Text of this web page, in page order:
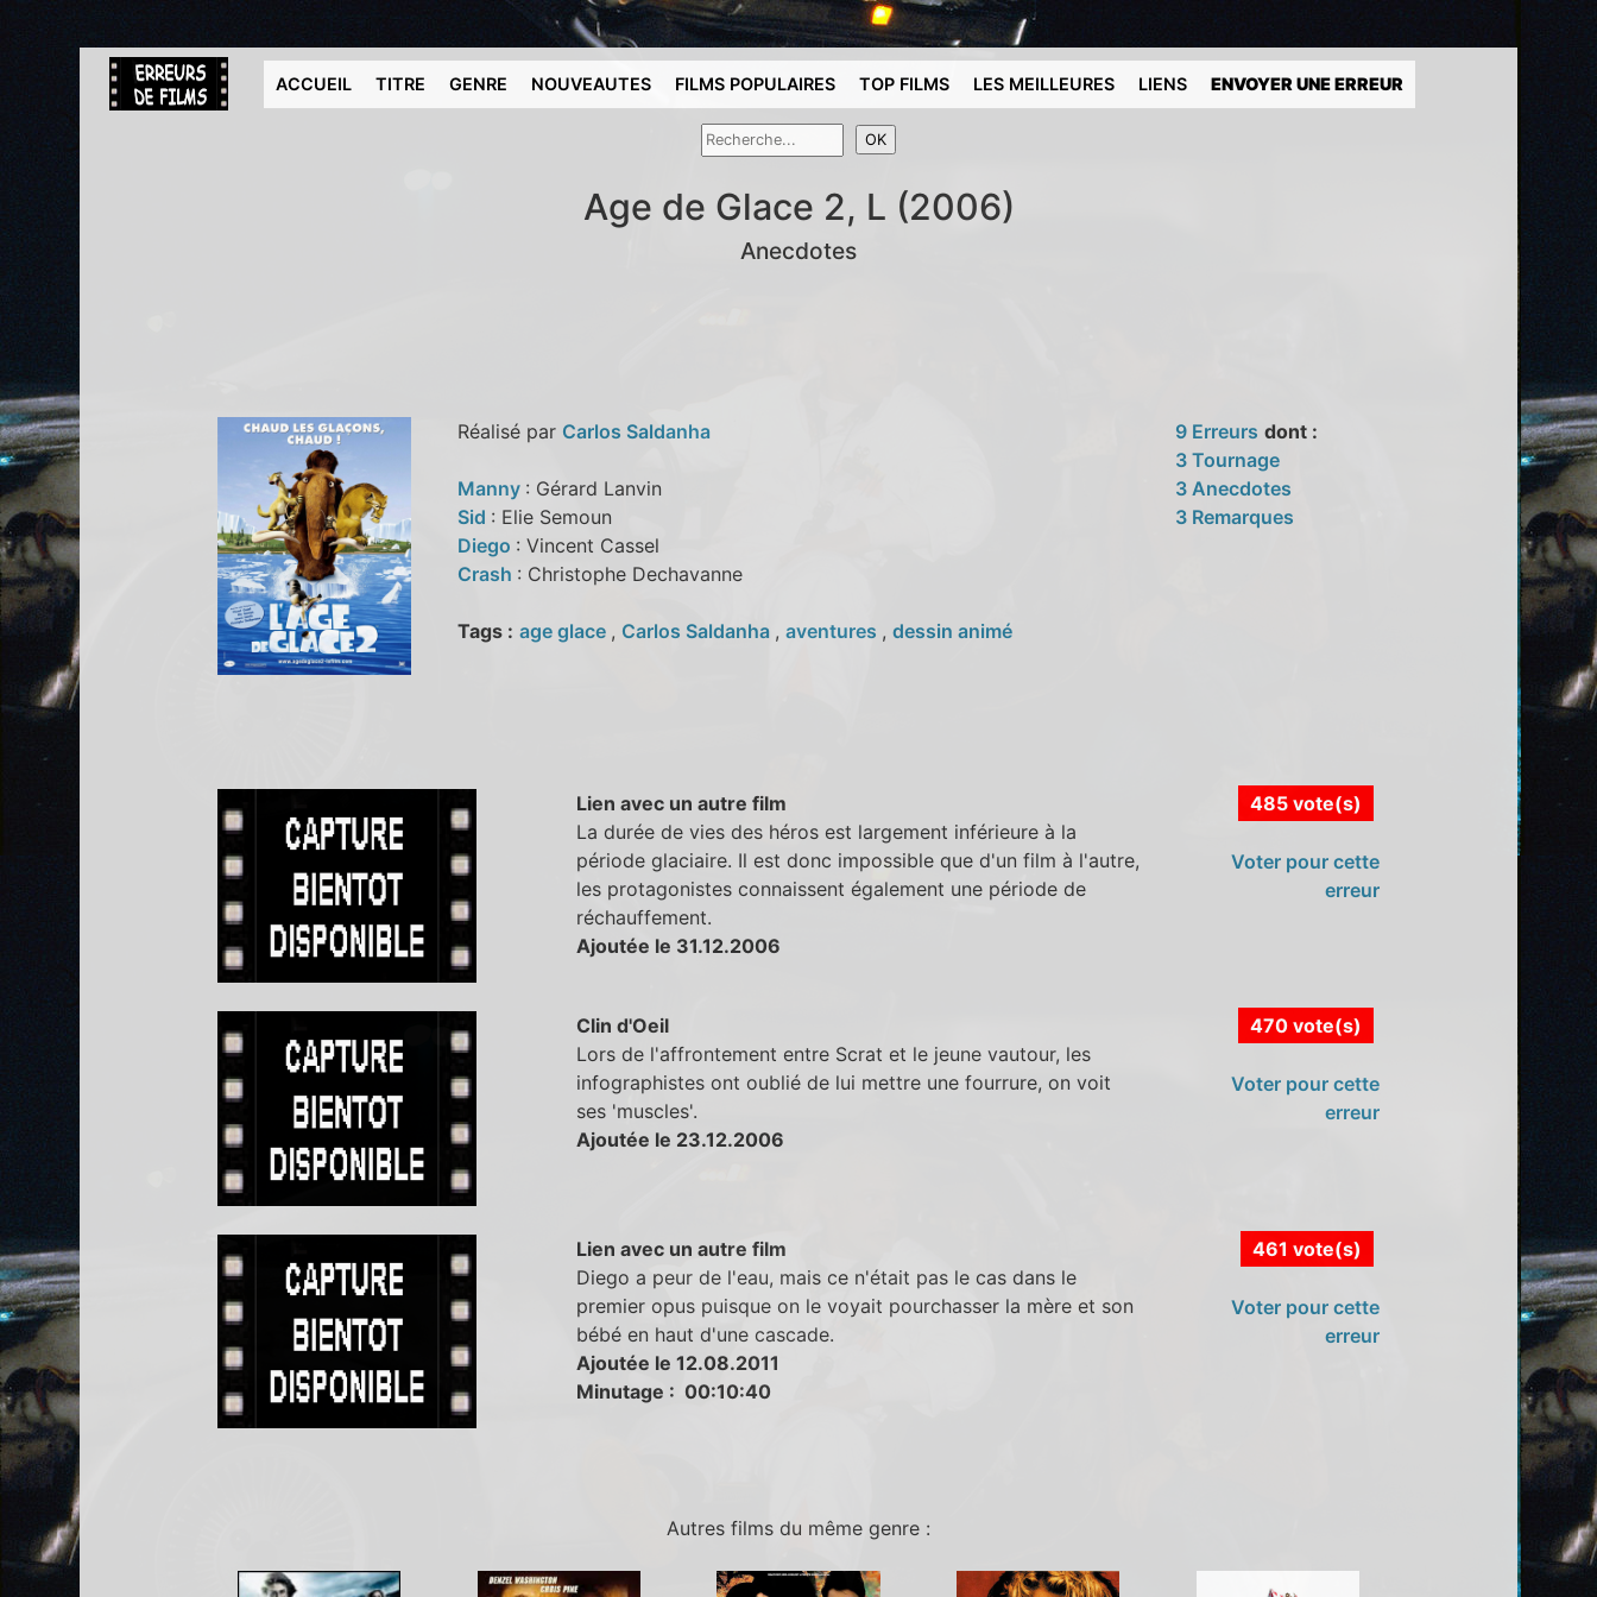
ACCUEIL TITRE GENRE NOUVEAUTES FILMS POPULAIRES TOP FILMS LES MEILLEURES LIENS ENVOYER UNE ERREUR
Age de Glace 2, L (2006)
Anecdotes
Réalisé par Carlos Saldanha
Manny : Gérard Lanvin
Sid : Elie Semoun
Diego : Vincent Cassel
Crash : Christophe Dechavanne
Tags : age glace , Carlos Saldanha , aventures , dessin animé
9 Erreurs dont :
3 Tournage
3 Anecdotes
3 Remarques
Lien avec un autre film
La durée de vies des héros est largement inférieure à la
période glaciaire. Il est donc impossible que d'un film à l'autre,
les protagonistes connaissent également une période de
réchauffement.
Ajoutée le 31.12.2006
485 vote(s)
Voter pour cette
erreur
Clin d'Oeil
Lors de l'affrontement entre Scrat et le jeune vautour, les
infographistes ont oublié de lui mettre une fourrure, on voit
ses 'muscles'.
Ajoutée le 23.12.2006
470 vote(s)
Voter pour cette
erreur
Lien avec un autre film
Diego a peur de l'eau, mais ce n'était pas le cas dans le
premier opus puisque on le voyait pourchasser la mère et son
bébé en haut d'une cascade.
Ajoutée le 12.08.2011
Minutage : 00:10:40
461 vote(s)
Voter pour cette
erreur
Autres films du même genre :